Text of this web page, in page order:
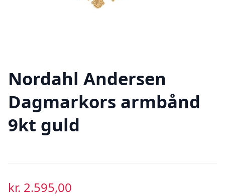
Nordahl Andersen
Dagmarkors armbånd
9kt guld
kr. 2.595,00